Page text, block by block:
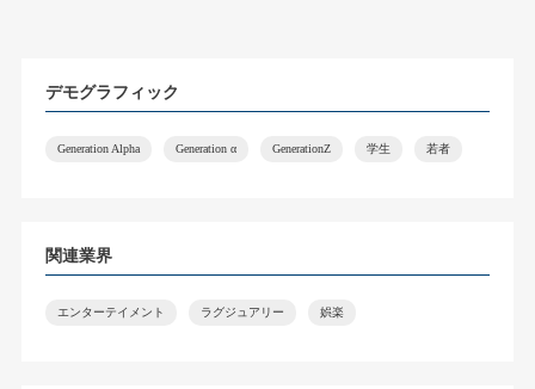
デモグラフィック
Generation Alpha Generation α GenerationZ 学生 若者
関連業界
エンターテイメント ラグジュアリー 娯楽